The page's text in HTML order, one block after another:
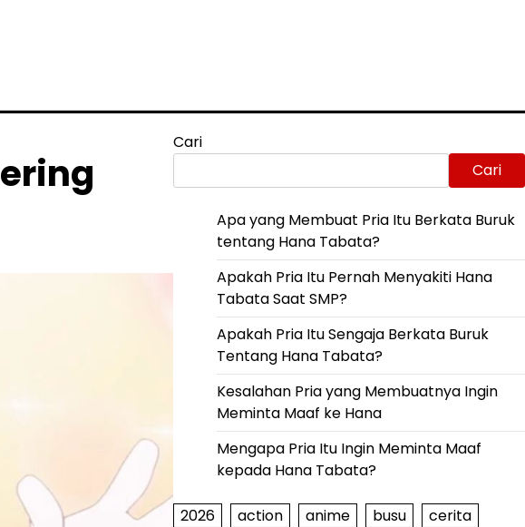
Cari
Cari
Apa yang Membuat Pria Itu Berkata Buruk
tentang Hana Tabata?
Apakah Pria Itu Pernah Menyakiti Hana
Tabata Saat SMP?
Apakah Pria Itu Sengaja Berkata Buruk
Tentang Hana Tabata?
Kesalahan Pria yang Membuatnya Ingin
Meminta Maaf ke Hana
Mengapa Pria Itu Ingin Meminta Maaf
kepada Hana Tabata?
2026 action anime busu
cerita